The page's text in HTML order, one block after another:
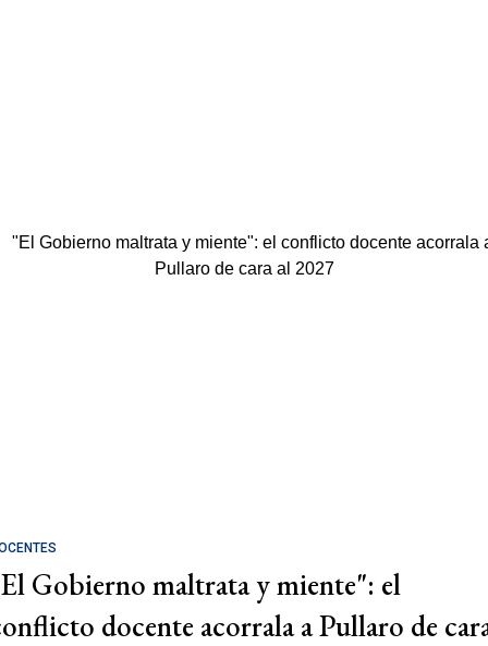
Gobierno maltrata y miente": el
docente acorrala a Pullaro de